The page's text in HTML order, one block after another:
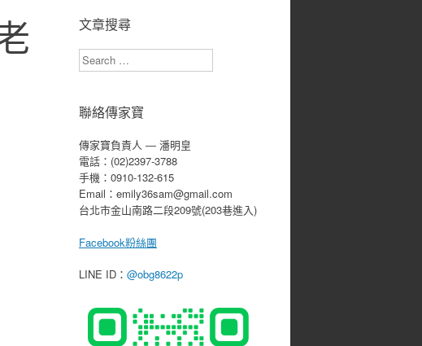
文章搜尋
Search
聯絡傳家寶
傳家寶負責人 ― 潘明皇
電話：(02)2397-3788
手機：0910-132-615
Email：emily36sam@gmail.com
台北市金山南路二段209號(203巷進入)
Facebook粉絲團
LINE ID： @obg8622p